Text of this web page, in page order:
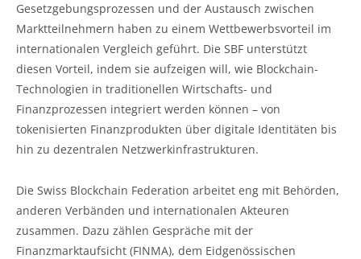
Gesetzgebungsprozessen und der Austausch zwischen
Marktteilnehmern haben zu einem Wettbewerbsvorteil im
internationalen Vergleich geführt. Die SBF unterstützt
diesen Vorteil, indem sie aufzeigen will, wie Blockchain-
Technologien in traditionellen Wirtschafts- und
Finanzprozessen integriert werden können – von
tokenisierten Finanzprodukten über digitale Identitäten bis
hin zu dezentralen Netzwerkinfrastrukturen.
Die Swiss Blockchain Federation arbeitet eng mit Behörden,
anderen Verbänden und internationalen Akteuren
zusammen. Dazu zählen Gespräche mit der
Finanzmarktaufsicht (FINMA), dem Eidgenössischen